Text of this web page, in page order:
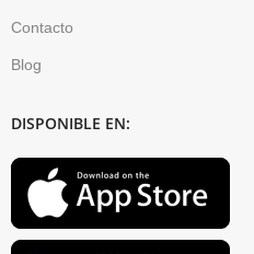
Contacto
Blog
DISPONIBLE EN: